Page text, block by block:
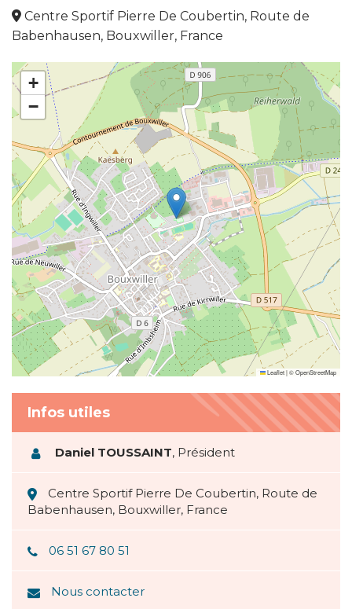
Centre Sportif Pierre De Coubertin, Route de
Babenhausen, Bouxwiller, France
+
−
Leaflet|©OpenStreetMap
Infos utiles
Daniel TOUSSAINT, Président
Centre Sportif Pierre De Coubertin, Route de
Babenhausen, Bouxwiller, France
06 51 67 80 51
Nous contacter